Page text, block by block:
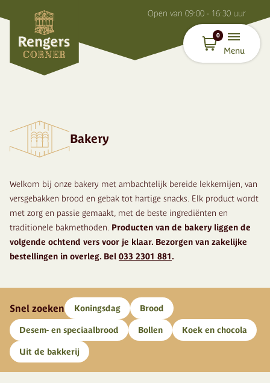
Open van 09:00 - 16:30 uur
0
Menu
Bakery
Welkom bij onze bakery met ambachtelijk bereide lekkernijen, van
versgebakken brood en gebak tot hartige snacks. Elk product wordt
met zorg en passie gemaakt, met de beste ingrediënten en
traditionele bakmethoden. Producten van de bakery liggen de
volgende ochtend vers voor je klaar. Bezorgen van zakelijke
bestellingen in overleg. Bel 033 2301 881.
Snel zoeken Koningsdag Brood
Desem- en speciaalbrood Bollen Koek en chocola
Uit de bakkerij